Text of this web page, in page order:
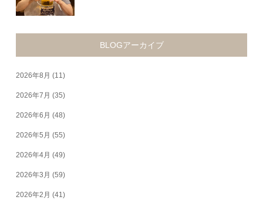
BLOGアーカイブ
2026年8月 (11)
2026年7月 (35)
2026年6月 (48)
2026年5月 (55)
2026年4月 (49)
2026年3月 (59)
2026年2月 (41)